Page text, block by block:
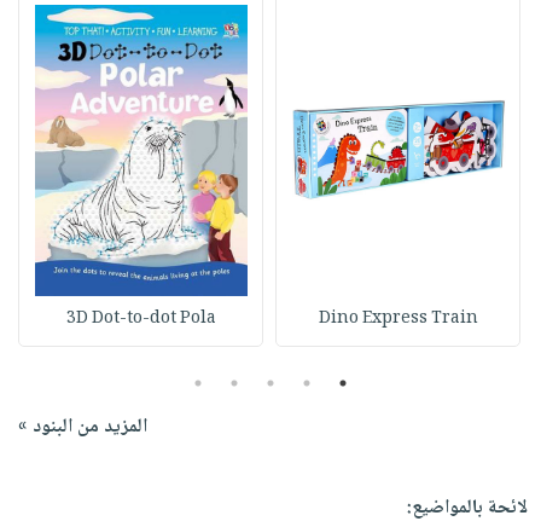
Dino Express Train
3D Dot-to-dot Pola
1
2
3
4
5
المزيد من البنود »
لائحة بالمواضيع: